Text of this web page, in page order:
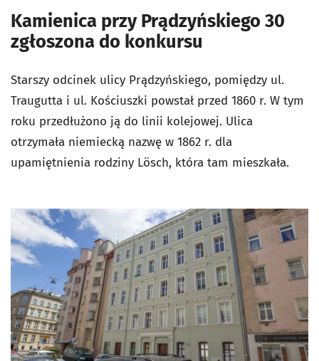
Kamienica przy Prądzyńskiego 30
zgłoszona do konkursu
Starszy odcinek ulicy Prądzyńskiego, pomiędzy ul.
Traugutta i ul. Kościuszki powstał przed 1860 r. W tym
roku przedłużono ją do linii kolejowej. Ulica
otrzymała niemiecką nazwę w 1862 r. dla
upamiętnienia rodziny Lösch, która tam mieszkała.